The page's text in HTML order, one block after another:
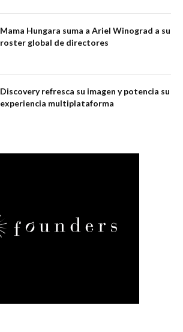
Mama Hungara suma a Ariel Winograd a su
roster global de directores
Discovery refresca su imagen y potencia su
experiencia multiplataforma